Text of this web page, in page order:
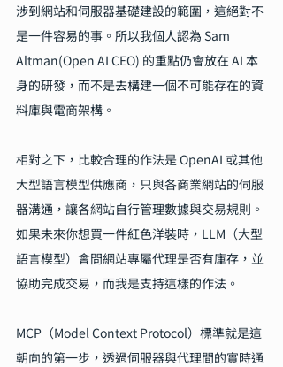
涉到網站和伺服器基礎建設的範圍，這絕對不
是一件容易的事。所以我個人認為 Sam
Altman(Open AI CEO) 的重點仍會放在 AI 本
身的研發，而不是去構建一個不可能存在的資
料庫與電商架構。
相對之下，比較合理的作法是 OpenAI 或其他
大型語言模型供應商，只與各商業網站的伺服
器溝通，讓各網站自行管理數據與交易規則。
如果未來你想買一件紅色洋裝時，LLM（大型
語言模型）會問網站專屬代理是否有庫存，並
協助完成交易，而我是支持這樣的作法。
MCP（Model Context Protocol）標準就是這
朝向的第一步，透過伺服器與代理間的實時通